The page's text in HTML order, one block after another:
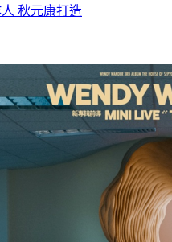
秋元康打造